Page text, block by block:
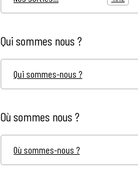
Qui sommes nous ?
Qui sommes-nous ?
Où sommes nous ?
Où sommes-nous ?